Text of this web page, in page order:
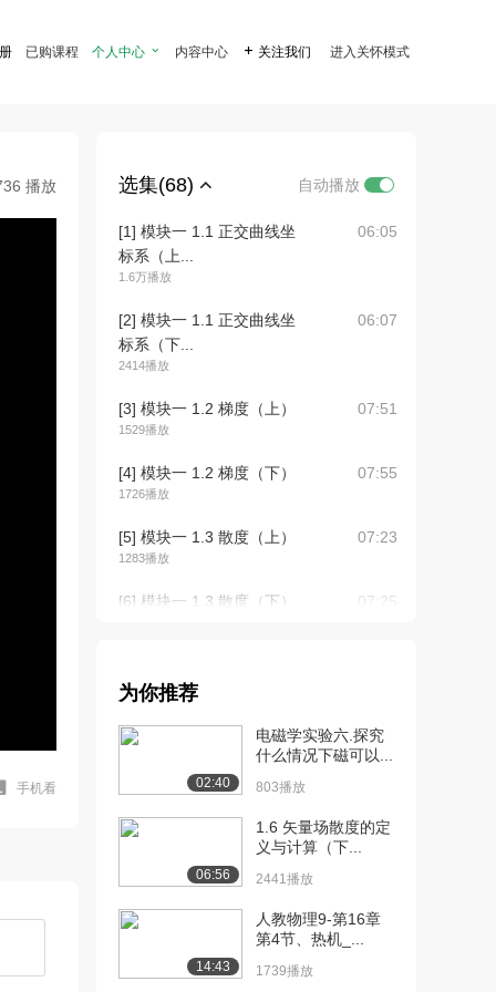
已购课程 个人中心  内容中心  关注我们 进入关怀模式
播放
手机看
选集(68) 自动播放
[1] 模块一 1.1 正交曲线坐
标系（上...
1.6万播放
06:05
[2] 模块一 1.1 正交曲线坐
标系（下...
2414播放
06:07
[3] 模块一 1.2 梯度（上）
1529播放
07:51
[4] 模块一 1.2 梯度（下）
1726播放
07:55
[5] 模块一 1.3 散度（上）
1283播放
07:23
[6] 模块一 1.3 散度（下） 07:25
1642播放
[8] 模块一 1.4 旋度（下） 05:37
[9] 模块一 1.5 Helmholtz...
2006播放
Helmholtz...
05:42
[11] 模块二 2.1 电荷守恒
定律（上）
07:40
为你推荐
02:40
电磁学实验六.探究
什么情况下磁可以...
803播放
06:56
1.6 矢量场散度的定
义与计算（下...
2441播放
14:43
人教物理9-第16章
第4节、热机_...
1739播放